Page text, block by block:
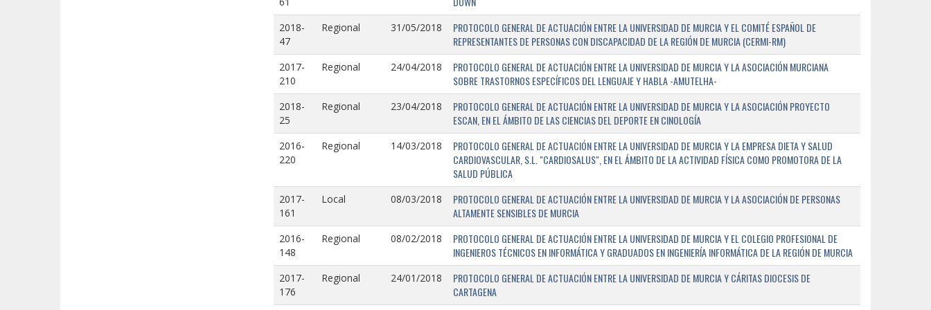
2018-
47
Regional 31/05/2018
PROTOCOLO GENERAL DE ACTUACIÓN ENTRE LA UNIVERSIDAD DE MURCIA Y EL COMITÉ ESPAÑOL DE
REPRESENTANTES DE PERSONAS CON DISCAPACIDAD DE LA REGIÓN DE MURCIA (CERMI-RM)
2017-
210
Regional 24/04/2018
PROTOCOLO GENERAL DE ACTUACIÓN ENTRE LA UNIVERSIDAD DE MURCIA Y LA ASOCIACIÓN MURCIANA
SOBRE TRASTORNOS ESPECÍFICOS DEL LENGUAJE Y HABLA -AMUTELHA-
2018-
25
Regional 23/04/2018
PROTOCOLO GENERAL DE ACTUACIÓN ENTRE LA UNIVERSIDAD DE MURCIA Y LA ASOCIACIÓN PROYECTO
ESCAN, EN EL ÁMBITO DE LAS CIENCIAS DEL DEPORTE EN CINOLOGÍA
2016-
220
Regional 14/03/2018
PROTOCOLO GENERAL DE ACTUACIÓN ENTRE LA UNIVERSIDAD DE MURCIA Y LA EMPRESA DIETA Y SALUD
CARDIOVASCULAR, S.L. "CARDIOSALUS", EN EL ÁMBITO DE LA ACTIVIDAD FÍSICA COMO PROMOTORA DE LA
SALUD PÚBLICA
2017-
161
Local 08/03/2018
PROTOCOLO GENERAL DE ACTUACIÓN ENTRE LA UNIVERSIDAD DE MURCIA Y LA ASOCIACIÓN DE PERSONAS
ALTAMENTE SENSIBLES DE MURCIA
2016-
148
Regional 08/02/2018
PROTOCOLO GENERAL DE ACTUACIÓN ENTRE LA UNIVERSIDAD DE MURCIA Y EL COLEGIO PROFESIONAL DE
INGENIEROS TÉCNICOS EN INFORMÁTICA Y GRADUADOS EN INGENIERÍA INFORMÁTICA DE LA REGIÓN DE MURCIA
2017-
176
Regional 24/01/2018
PROTOCOLO GENERAL DE ACTUACIÓN ENTRE LA UNIVERSIDAD DE MURCIA Y CÁRITAS DIOCESIS DE
CARTAGENA